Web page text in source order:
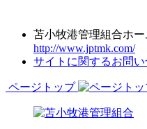
苫小牧港管理組合ホ
http://www.jptmk.com/
サイトに関するお問
ページトップ